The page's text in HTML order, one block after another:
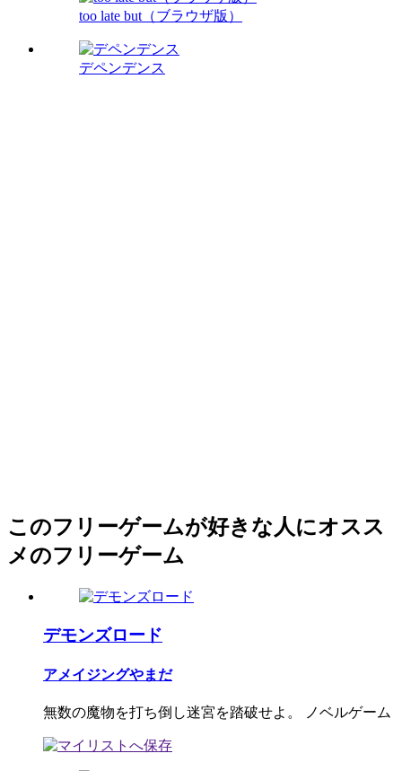
too late but（ブラウザ版）
デペンデンス
このフリーゲームが好きな人にオスス
メのフリーゲーム
デモンズロード
アメイジングやまだ
無数の魔物を打ち倒し迷宮を踏破せよ。 ノベルゲーム